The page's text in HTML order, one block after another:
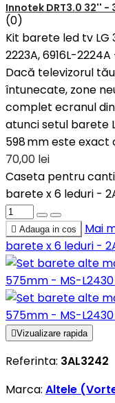
Innotek DRT3.0 32'' -
(0)
Kit barete led tv LG
2223A, 6916L-
Dacă televizorul
întunecate, zone
complet ecranul
atunci setul barete
598 mm este exact
70,00 lei
Caseta pentru
barete x 6 leduri -
 Adauga in cos Mai
barete x 6 leduri -
Vizualizare rapida
Referinta: 3AL3242
Marca: Altele